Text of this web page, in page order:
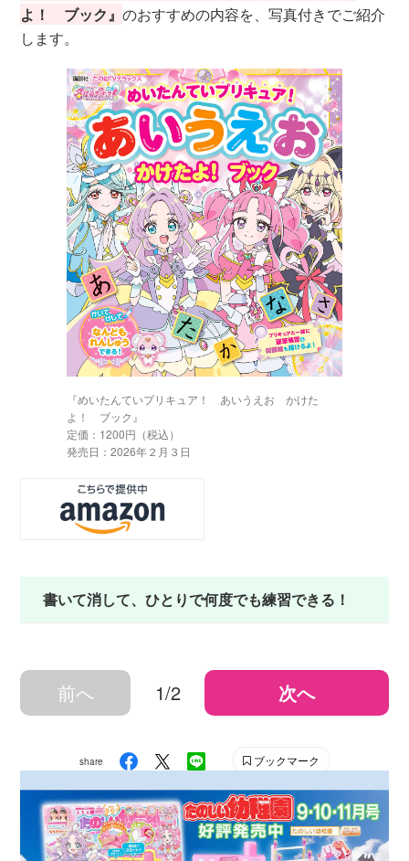
よ！ ブック』の​おすすめの内容を、写真付きでご紹介
します。
『めいたんていプリキュア！ あいうえお かけた
よ！ ブック』
定価：1200円（税込）
発売日：2026年２月３日
書いて消して、ひとりで何度でも練習できる！
前へ 1/2 次へ
share ブックマーク